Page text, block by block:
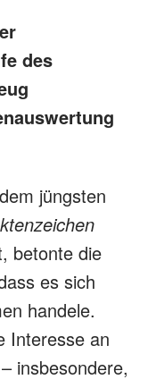
des
jüngsten
betonte die
es sich
handele.
Interesse an
insbesondere,